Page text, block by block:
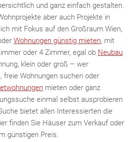
MER
und ganz einfach gestalten.
aber auch Projekte in
mit Fokus auf den Großraum Wien,
Wohnungen günstig mieten, mit
oder 4 Zimmer, egal ob Neubau
klein oder groß – wer
freie Wohnungen suchen oder
mieten oder ganz
einmal selbst ausprobieren
bietet allen Interessierten die
finden Sie Häuser zum Verkauf oder
günstigen Preis.